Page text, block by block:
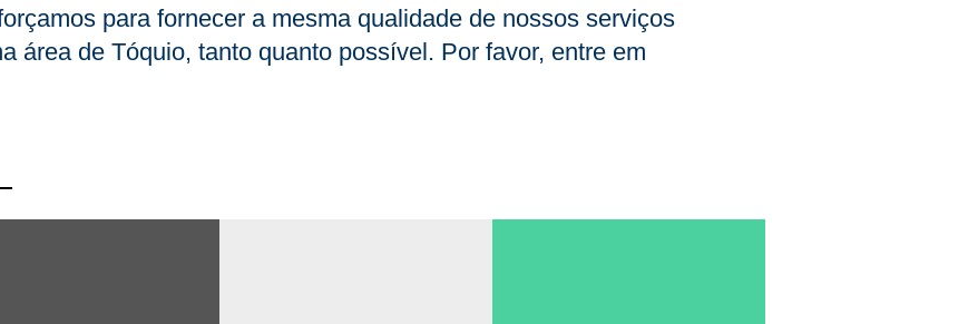
para fornecer a mesma qualidade de nossos serviços
área de Tóquio, tanto quanto possível. Por favor, entre em